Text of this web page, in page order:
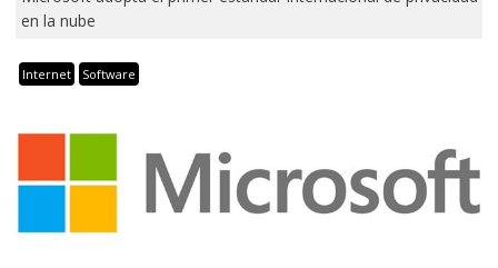
en la nube
Internet Software